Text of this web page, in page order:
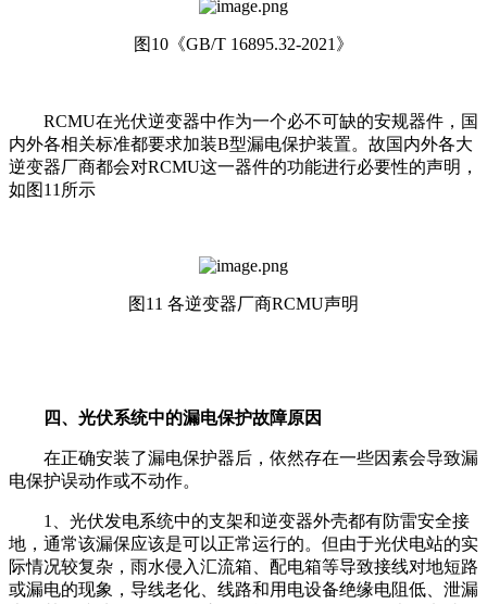
图10《GB/T 16895.32-2021》
RCMU在光伏逆变器中作为一个必不可缺的安规器件，国
内外各相关标准都要求加装B型漏电保护装置。故国内外各大
逆变器厂商都会对RCMU这一器件的功能进行必要性的声明，
如图11所示
图11 各逆变器厂商RCMU声明
四、光伏系统中的漏电保护故障原因
在正确安装了漏电保护器后，依然存在一些因素会导致漏
电保护误动作或不动作。
1、光伏发电系统中的支架和逆变器外壳都有防雷安全接
地，通常该漏保应该是可以正常运行的。但由于光伏电站的实
际情况较复杂，雨水侵入汇流箱、配电箱等导致接线对地短路
或漏电的现象，导线老化、线路和用电设备绝缘电阻低、泄漏